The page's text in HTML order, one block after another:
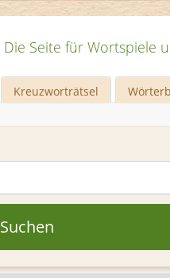
Die Seite für Wortspiele
Kreuzworträtsel
Suchen